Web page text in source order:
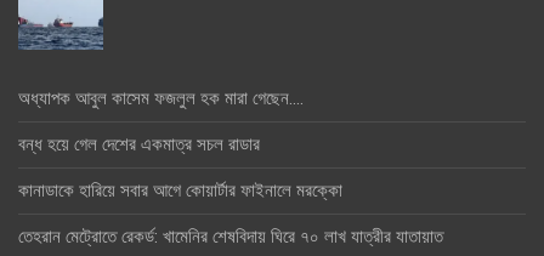
অধ্যাপক আবুল কাসেম ফজলুল হক মারা গেছেন….
বন্ধ হয়ে গেল দেশের একমাত্র সচল রাডার
কানাডাকে হারিয়ে সবার আগে কোয়ার্টার ফাইনালে মরক্কো
তেহরান মেট্রোতে রেকর্ড: খামেনির শেষবিদায় ঘিরে ৭০ লাখ যাত্রীর যাতায়াত